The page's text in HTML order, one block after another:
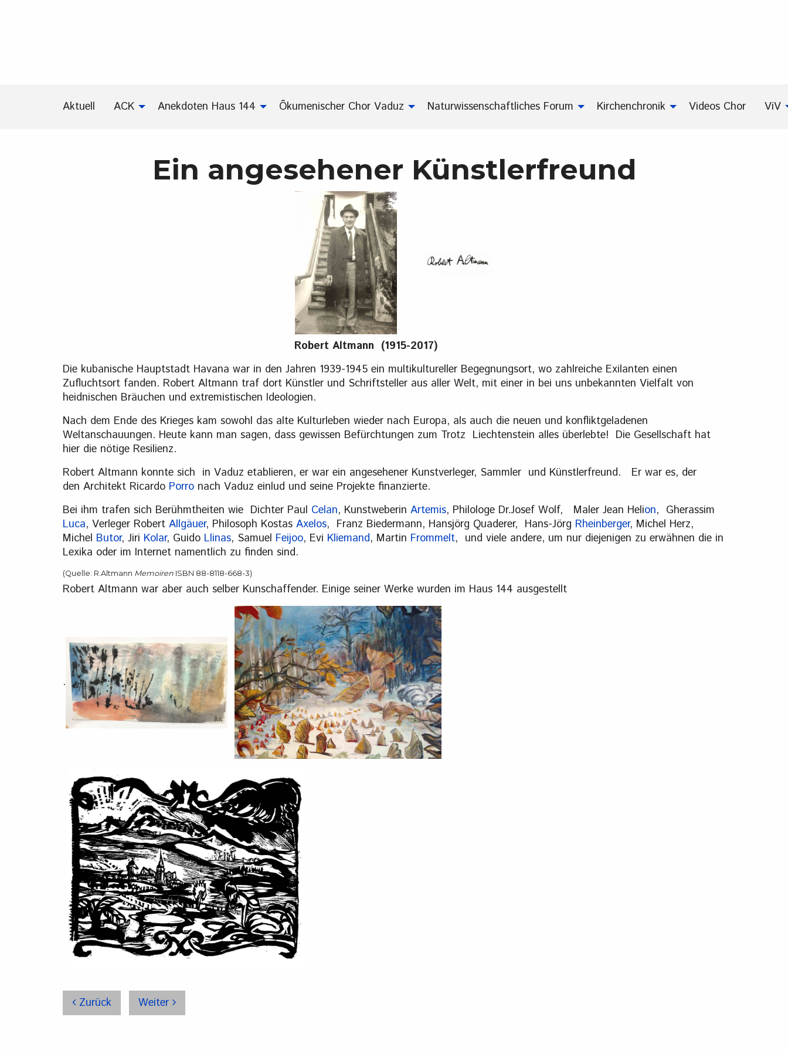
Aktuell ACK Anekdoten Haus 144 Ôkumenischer Chor Vaduz Naturwissenschaftliches Forum Kirchenchronik Videos Chor ViV
Ein angesehener Künstlerfreund
Robert Altmann (1915-2017)
Die kubanische Hauptstadt Havana war in den Jahren 1939-1945 ein multikultureller Begegnungsort, wo zahlreiche Exilanten einen
Zufluchtsort fanden. Robert Altmann traf dort Künstler und Schriftsteller aus aller Welt, mit einer in bei uns unbekannten Vielfalt von
heidnischen Bräuchen und extremistischen Ideologien.
Nach dem Ende des Krieges kam sowohl das alte Kulturleben wieder nach Europa, als auch die neuen und konfliktgeladenen
Weltanschauungen. Heute kann man sagen, dass gewissen Befürchtungen zum Trotz Liechtenstein alles überlebte! Die Gesellschaft hat
hier die nötige Resilienz.
Robert Altmann konnte sich in Vaduz etablieren, er war ein angesehener Kunstverleger, Sammler und Künstlerfreund. Er war es, der
den Architekt Ricardo Porro nach Vaduz einlud und seine Projekte finanzierte.
Bei ihm trafen sich Berühmtheiten wie Dichter Paul Celan, Kunstweberin Artemis, Philologe Dr.Josef Wolf, Maler Jean Helion, Gherassim
Luca, Verleger Robert Allgäuer, Philosoph Kostas Axelos, Franz Biedermann, Hansjörg Quaderer, Hans-Jörg Rheinberger, Michel Herz,
Michel Butor, Jiri Kolar, Guido Llinas, Samuel Feijoo, Evi Kliemand, Martin Frommelt, und viele andere, um nur diejenigen zu erwähnen die in
Lexika oder im Internet namentlich zu finden sind.
(Quelle: R.Altmann Memoiren ISBN 88-8118-668-3)
Robert Altmann war aber auch selber Kunschaffender. Einige seiner Werke wurden im Haus 144 ausgestellt
.
Zurück Weiter